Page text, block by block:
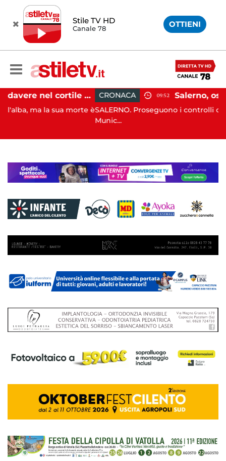
Stile TV HD
Canale 78 OTTIENI
Salerno, cadavere nel cortile di un palazzo: indaga la Polizia
sua morte è
CRONACA 09:52
SALERNO. Proseguono i controlli congiunti